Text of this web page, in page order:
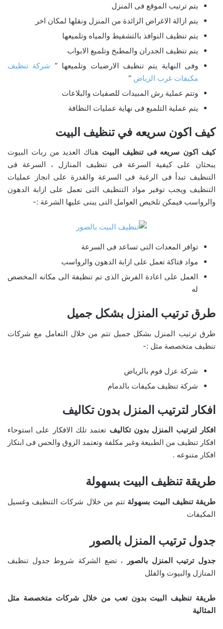
يتم ترتيب الموقع فى المنزل
يتم ازالة الاغراض الزائدة من المنزل ونقلها لمكان اخر
يتم تنظيف النوافذ بالتشفيط والمياه وتلميعها
يتم تنظيف الجدران والمطبخ وتلميع الابواب
وفى النهاية يتم تنظيف الارضيات وتلميعها ” شركة تنظيف
مكيفات غرب الرياض “
وتتم عملية رش المبيدات للصفيات والبلاعات
يتم عملية التلميع فى نهاية عمليات النظافة
كيف اكون سريعه في تنظيف البيت
كيف اكون سريعه فى تنظيف البيت هناك العديد من ربات البيوت
يبحثان على كيفية السرعة فى تنظيف المنازل ، السرعة فى
التنظيف تبدأ فى الرغبة فى السرعة والقدرة على انجاز عمليات
التنظيف ويجب توفير مواد التنظيف التى تعمل على ازابة الدهون
والرواسب فيمكن تلخيص العوامل التى يبنى عليها الشرعة :-
توافر المعدات التى تساعد فى السرعة
مواد فتاكة تعمل على ازابة الدهون والرواسب
العمل على اعادة الفرش الذى تم تنظيفة الى مكانه المخصص
له
طرق ترتيب المنزل بشكل جميل
طرق ترتيب المنزل بشكل جميل تتم من خلال التعامل مع شركات
تنظيف متخصصة مثل :-
شركة عزل فوم بالرياض
شركة تنظيف مكيفات بالدمام
افكار لترتيب المنزل بدون تكاليف
افكار لترتيب المنزل بدون تكاليف تعتمد تلك الافكار على استوحاء
افكار تنظيف من الطبيعة وغير مكلفة وتعتمد الزوق والحس فى ابتكار
افكار متنوعه .
طريقة تنظيف البيت بسهولة
طريقة تنظيف البيت بسهولة تتم من خلال شركات التنظيف وغسيل
المكيفات
جدول ترتيب المنزل بالصور
جدول ترتيب المنزل بالصور ، تضع الشركة شروط جدول تنظيف
المنازل والبيوت والفلل
طريقة تنظيف البيت بدون تعب من خلال شركات متخصصة مثل
المثالية